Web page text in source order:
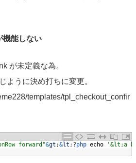
機能しない
が未定義な為。
ように決め打ちに変更。
templates/tpl_checkout_confir
forward"&gt ;&lt ; ?php echo '&lt;a